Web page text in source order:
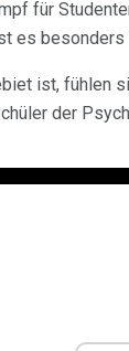
für
es
ist, fühlen
der